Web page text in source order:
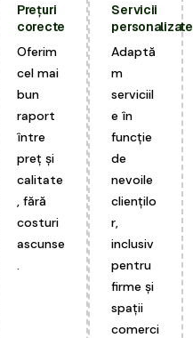
Prețuri
corecte
Oferim
cel mai
bun
raport
între
preț și
calitate
, fără
costuri
ascunse
.
Servicii
personalizate
Adaptă
m
serviciil
e în
funcție
de
nevoile
cliențilo
r,
inclusiv
pentru
firme și
spații
comerci